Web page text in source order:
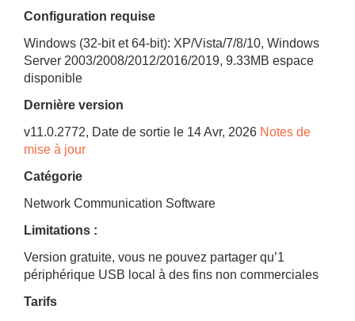
Configuration requise
Windows (32-bit et 64-bit): XP/Vista/7/8/10, Windows
Server 2003/2008/2012/2016/2019, 9.33MB espace
disponible
Dernière version
v11.0.2772, Date de sortie le 14 Avr, 2026 Notes de
mise à jour
Catégorie
Network Communication Software
Limitations :
Version gratuite, vous ne pouvez partager qu’1
périphérique USB local à des fins non commerciales
Tarifs